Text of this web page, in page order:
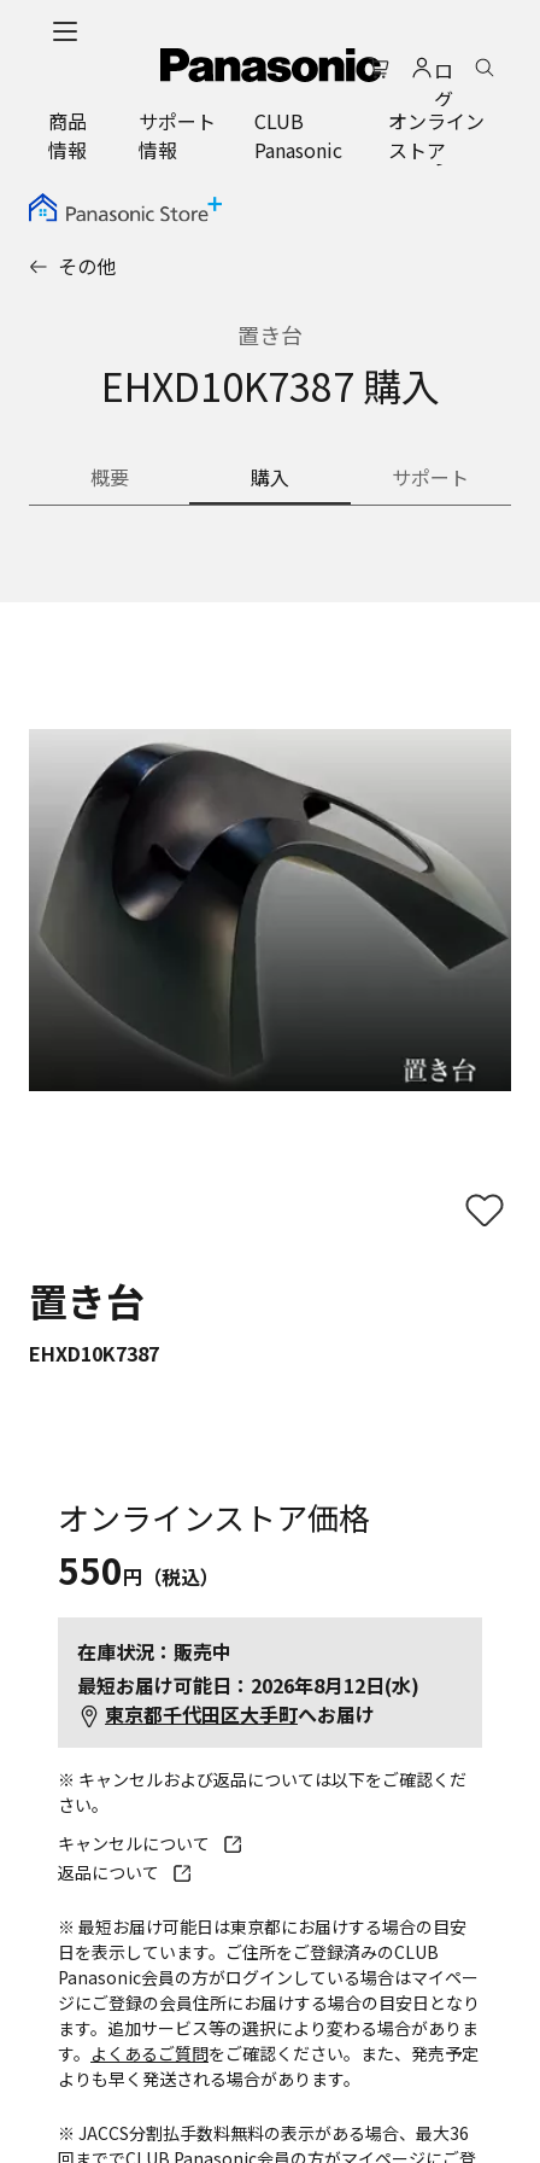
ロ
グ
イ
ン
商品
情報
サポート
情報
CLUB
Panasonic
オンライン
ストア
その他
置き台
EHXD10K7387 購入
概要 購入 サポート
置き台
EHXD10K7387
オンラインストア価格
550円（税込）
在庫状況：販売中
最短お届け可能日：2026年8月12日(水)
東京都千代田区大手町へお届け
※ キャンセルおよび返品については以下をご確認くだ
さい。
キャンセルについて
返品について
※ 最短お届け可能日は東京都にお届けする場合の目安
日を表示しています。ご住所をご登録済みのCLUB
Panasonic会員の方がログインしている場合はマイペー
ジにご登録の会員住所にお届けする場合の目安日となり
ます。追加サービス等の選択により変わる場合がありま
す。 よくあるご質問をご確認ください。また、発売予定
よりも早く発送される場合があります。
※ JACCS分割払手数料無料の表示がある場合、最大36
回まででCLUB Panasonic会員の方がマイページにご登